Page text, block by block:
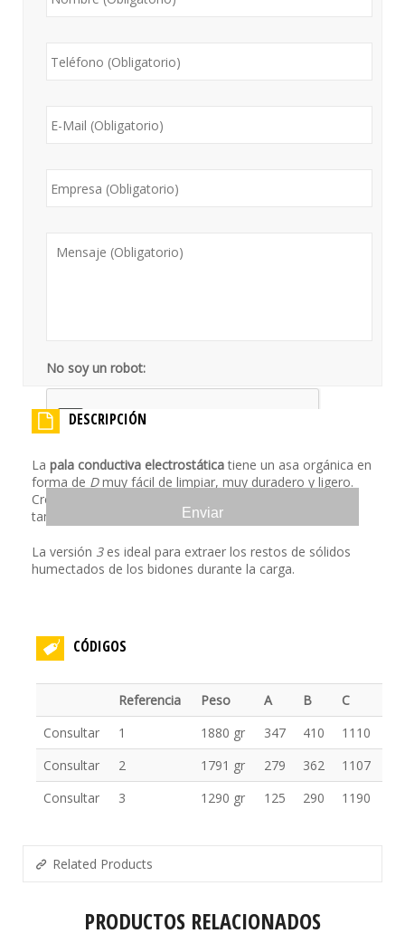
No soy un robot:
DESCRIPCIÓN
La pala conductiva electrostáticatiene un asa orgánica en
forma de Dmuy fácil de limpiar, muy duradero y ligero.
Creada en una sola pieza. Consulte para ver más
tamaños.
La versión 3 es ideal para extraer los restos de sólidos
humectados de los bidones durante la carga.
CÓDIGOS
Referencia Peso A B
C
Consultar
1 1880 gr 347 410
1110
Consultar
2 1791 gr 279 362
1107
Consultar
3 1290 gr 125 290 1190
Related Products
PRODUCTOS RELACIONADOS